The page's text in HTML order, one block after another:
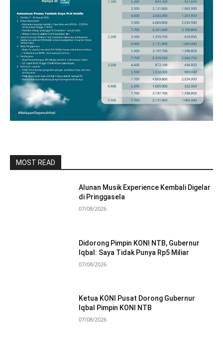
MOST READ
Alunan Musik Experience Kembali Digelar
di Pringgasela
07/08/2026
Didorong Pimpin KONI NTB, Gubernur
Iqbal: Saya Tidak Punya Rp5 Miliar
07/08/2026
Ketua KONI Pusat Dorong Gubernur
Iqbal Pimpin KONI NTB
07/08/2026